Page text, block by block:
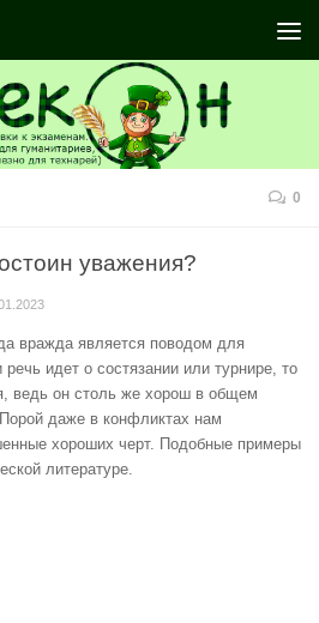
0
уважения?
вражда является поводом для
идет о состязании или турнире, то
ведь он столь же хорош в общем
даже в конфликтах нам
хороших черт. Подобные примеры
литературе.